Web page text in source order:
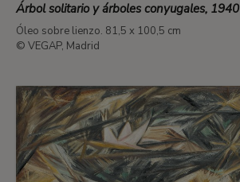
Árbol solitario y árboles conyugales, 1940
Óleo sobre lienzo. 81,5 x 100,5 cm
© VEGAP, Madrid